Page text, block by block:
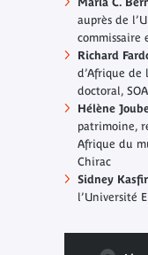
auprès de
commissaire
Richard
d’Afrique de
doctoral,
Hélène
patrimoine,
Afrique du
Chirac
Sidney Kasfir
l’Université